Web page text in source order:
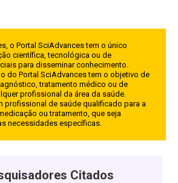
o Portal SciAdvances tem o único
científica, tecnológica ou de
para disseminar conhecimento.
do Portal SciAdvances tem o objetivo de
tratamento médico ou de
profissional da área da saúde.
profissional de saúde qualificado para a
ou tratamento, que seja
necessidades específicas.
Citados